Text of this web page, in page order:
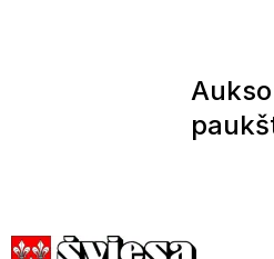
Aukso